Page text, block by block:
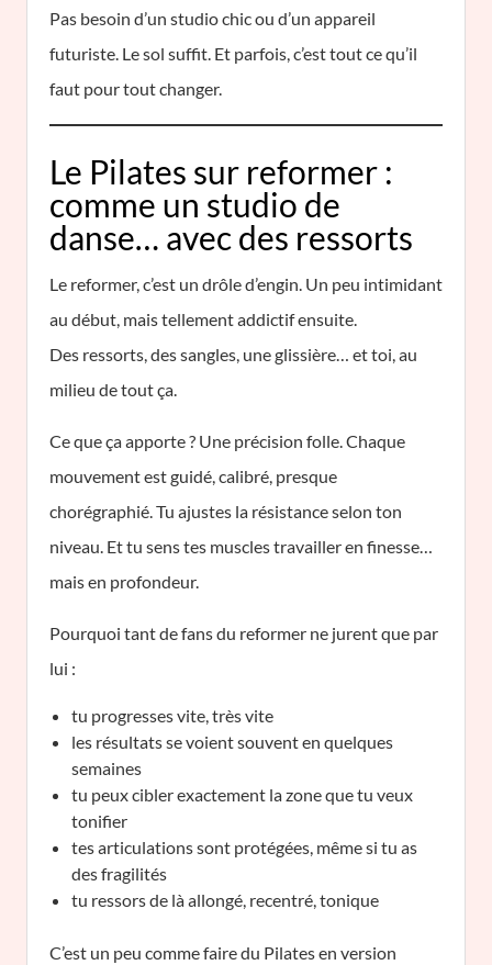
Pas besoin d’un studio chic ou d’un appareil
futuriste. Le sol suffit. Et parfois, c’est tout ce qu’il
faut pour tout changer.
Le Pilates sur reformer :
comme un studio de
danse… avec des ressorts
Le reformer, c’est un drôle d’engin. Un peu intimidant
au début, mais tellement addictif ensuite.
Des ressorts, des sangles, une glissière… et toi, au
milieu de tout ça.
Ce que ça apporte ? Une précision folle. Chaque
mouvement est guidé, calibré, presque
chorégraphié. Tu ajustes la résistance selon ton
niveau. Et tu sens tes muscles travailler en finesse…
mais en profondeur.
Pourquoi tant de fans du reformer ne jurent que par
lui :
tu progresses vite, très vite
les résultats se voient souvent en quelques
semaines
tu peux cibler exactement la zone que tu veux
tonifier
tes articulations sont protégées, même si tu as
des fragilités
tu ressors de là allongé, recentré, tonique
C’est un peu comme faire du Pilates en version